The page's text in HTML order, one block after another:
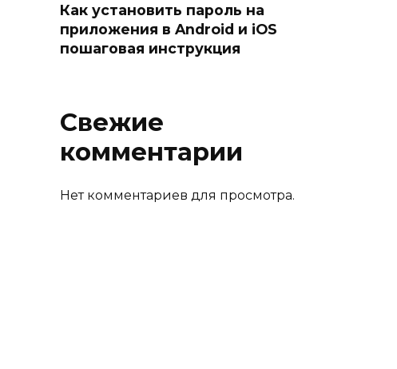
Как установить пароль на
приложения в Android и iOS
пошаговая инструкция
Свежие
комментарии
Нет комментариев для просмотра.